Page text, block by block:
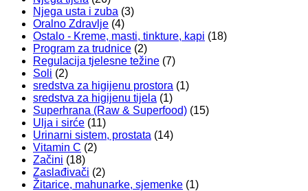
Njega usta i zuba (3)
Oralno Zdravlje (4)
Ostalo - Kreme, masti, tinkture, kapi (18)
Program za trudnice (2)
Regulacija tjelesne težine (7)
Soli (2)
sredstva za higijenu prostora (1)
sredstva za higijenu tijela (1)
Superhrana (Raw & Superfood) (15)
Ulja i sirće (11)
Urinarni sistem, prostata (14)
Vitamin C (2)
Začini (18)
Zaslađivači (2)
Žitarice, mahunarke, sjemenke (1)